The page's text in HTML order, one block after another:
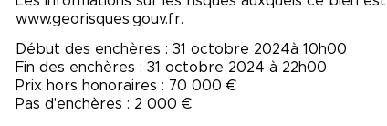
www.georisques.gouv.fr.
Début des enchères : 31 octobre 2024à 10h00
Fin des enchères : 31 octobre 2024 à 22h00
Prix hors honoraires : 70 000 €
Pas d'enchères : 2 000 €